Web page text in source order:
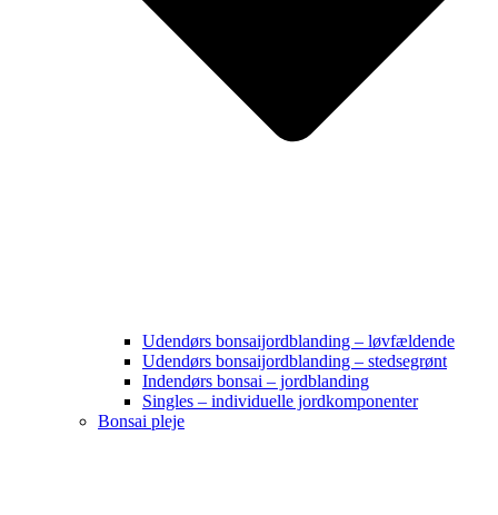
Udendørs bonsaijordblanding – løvfældende
Udendørs bonsaijordblanding – stedsegrønt
Indendørs bonsai – jordblanding
Singles – individuelle jordkomponenter
Bonsai pleje